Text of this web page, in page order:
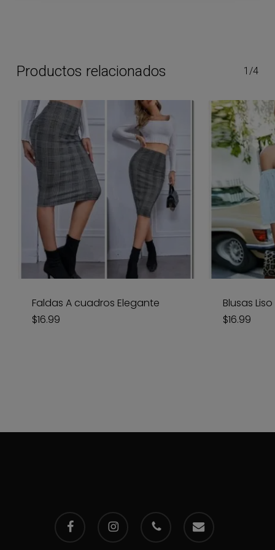
Productos relacionados 1/4
Faldas A cuadros Elegante
$16.99
Blusas
$16.99
facebook instagram phone email